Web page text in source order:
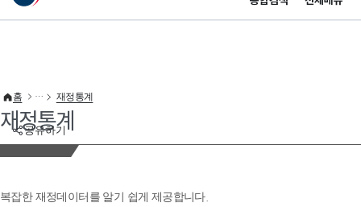
이 누리집은 대한민국 공식 전자정부 누리집입니다.
공유하기
홈 재정통계
재정통계
복잡한 재정데이터를 알기 쉽게 제공합니다.